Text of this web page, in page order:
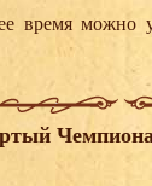
время можно